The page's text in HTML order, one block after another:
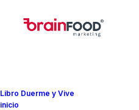
Libro Duerme y Vive
inicio